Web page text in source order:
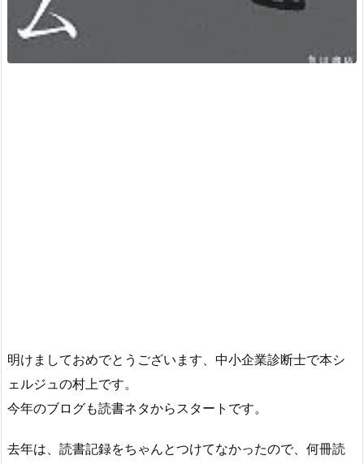
明けましておめでとうございます、中小企業診断士で本シ
ェルジュの村上です。
今年のブログも読書ネタからスタートです。
去年は、読書記録をちゃんとつけてなかったので、何冊読